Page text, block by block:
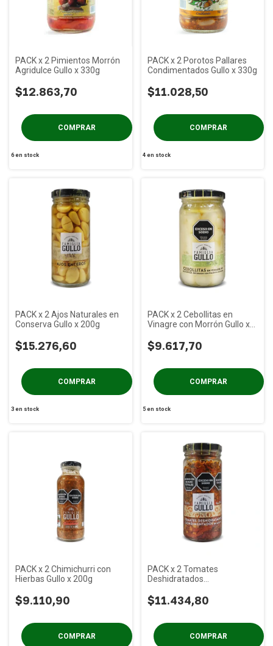
PACK x 2 Pimientos Morrón
Agridulce Gullo x 330g
$12.863,70
6en stock
PACK x 2 Porotos Pallares
Condimentados Gullo x 330g
$11.028,50
4 en stock
PACK x 2 Ajos Naturales en
Conserva Gullo x 200g
$15.276,60
3en stock
PACK x 2 Cebollitas en
Vinagre con Morrón Gullo x
$9.617,70
5 en stock
PACK x 2 Chimichurri con
Hierbas Gullo x 200g
$9.110,90
PACK x 2 Tomates
Deshidratados
$11.434,80